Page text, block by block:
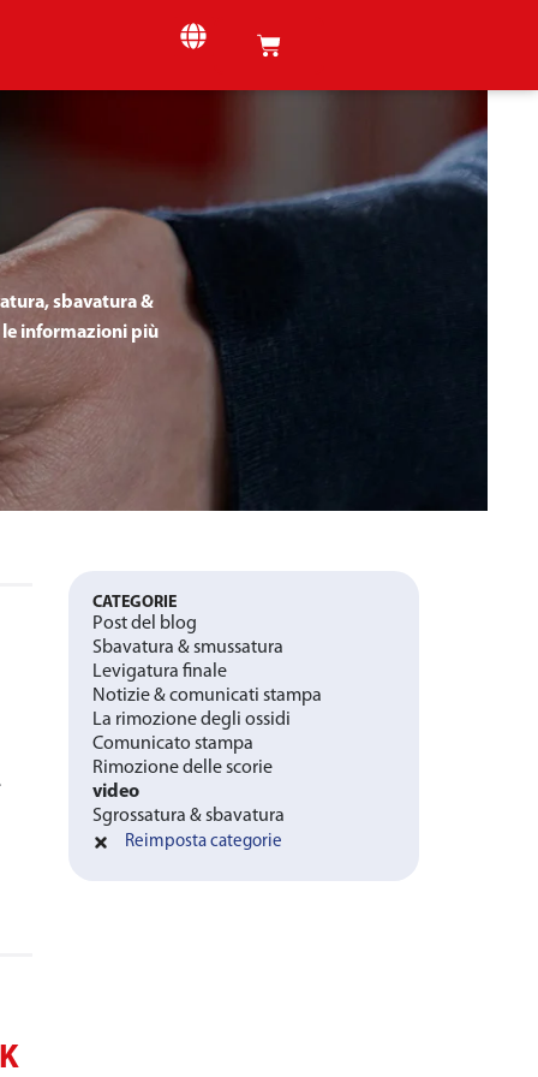
sbavatura &
informazioni più
CATEGORIE
Post del blog
Sbavatura & smussatura
Levigatura finale
Notizie & comunicati stampa
La rimozione degli ossidi
Comunicato stampa
Rimozione delle scorie
video
Sgrossatura & sbavatura
Reimposta categorie